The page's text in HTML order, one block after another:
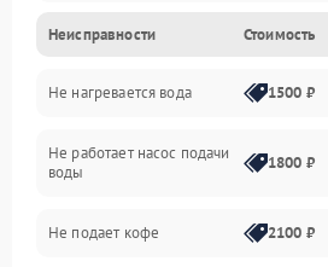
Прочие неисправности
Включение и работа
Проблемы с водой
Проблемы с капучинатором и паром
Неисправности Стоимость
Не нагревается вода 1500 ₽
Не работает насос подачи
воды
1800 ₽
Не подает кофе 2100 ₽